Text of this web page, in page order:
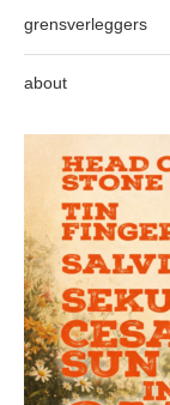
grensverleggers
about